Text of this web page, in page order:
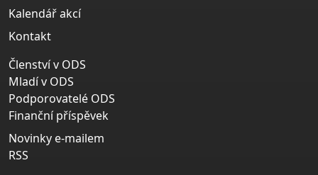
Kalendář akcí
Kontakt
Členství v ODS
Mladí v ODS
Podporovatelé ODS
Finanční příspěvek
Novinky e-mailem
RSS